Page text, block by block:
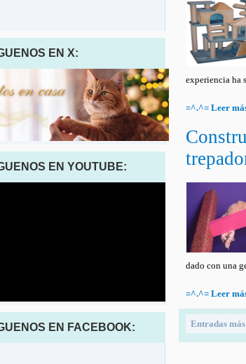
experiencia ha
=^.^= Leer
dado con una
=^.^= Leer
Entradas
EN X:
EN YOUTUBE:
EN FACEBOOK: